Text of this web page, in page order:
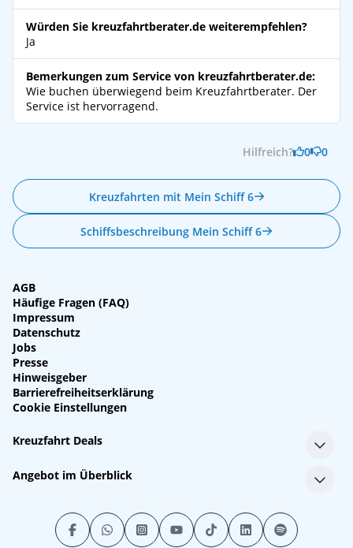
Würden Sie kreuzfahrtberater.de weiterempfehlen?
Ja
Bemerkungen zum Service von kreuzfahrtberater.de:
Wie buchen überwiegend beim Kreuzfahrtberater. Der
Service ist hervorragend.
Kreuzfahrten mit Mein Schiff 6
Schiffsbeschreibung Mein Schiff 6
Hilfreich? 0 0
AGB
Häufige Fragen (FAQ)
Impressum
Datenschutz
Jobs
Presse
Hinweisgeber
Barrierefreiheitserklärung
Cookie Einstellungen
Kreuzfahrt Deals
Single-Kreuzfahrten
Kreuzfahrt mit Kindern
Minikreuzfahrten
Stornokabinen
Luxuskreuzfahrten
Angebot im Überblick
Alle Schiffe
Alle Reiseziele